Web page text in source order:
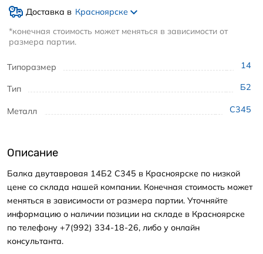
Типоразмер 14
Тип Б2
Металл С345
Доставка в Красноярске
*конечная стоимость может меняться в зависимости от
размера партии.
Описание
Балка двутавровая 14Б2 С345 в Красноярске по низкой
цене со склада нашей компании. Конечная стоимость может
меняться в зависимости от размера партии. Уточняйте
информацию о наличии позиции на складе в Красноярске
по телефону +7(992) 334-18-26, либо у онлайн
консультанта.